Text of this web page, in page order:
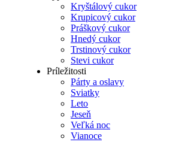
Kryštálový cukor
Krupicový cukor
Práškový cukor
Hnedý cukor
Trstinový cukor
Stevi cukor
Príležitosti
Párty a oslavy
Sviatky
Leto
Jeseň
Veľká noc
Vianoce